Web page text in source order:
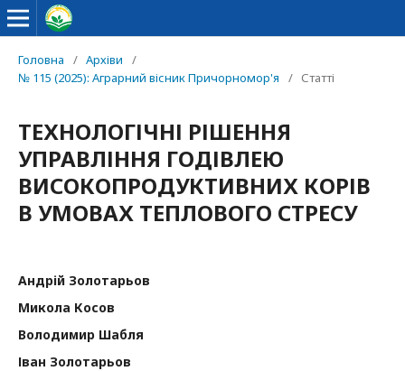
Головна / Архіви
/
№ 115 (2025): Аграрний вісник Причорномор'я
/ Статті
ТЕХНОЛОГІЧНІ РІШЕННЯ
УПРАВЛІННЯ ГОДІВЛЕЮ
ВИСОКОПРОДУКТИВНИХ КОРІВ
В УМОВАХ ТЕПЛОВОГО СТРЕСУ
Андрій Золотарьов
Микола Косов
Володимир Шабля
Іван Золотарьов